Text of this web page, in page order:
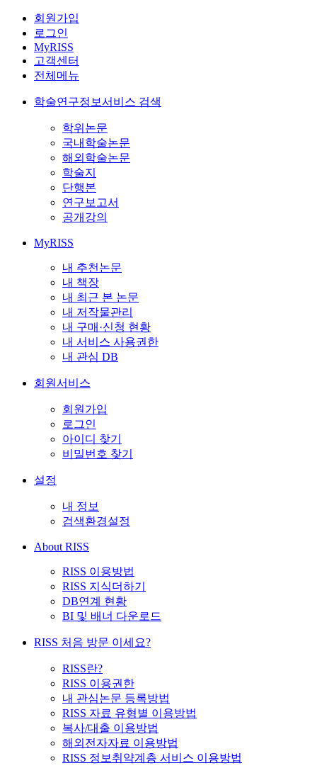
회원가입
로그인
MyRISS
고객센터
전체메뉴
학술연구정보서비스 검색
학위논문
국내학술논문
해외학술논문
학술지
단행본
연구보고서
공개강의
MyRISS
내 추천논문
내 책장
내 최근 본 논문
내 저작물관리
내 구매·신청 현황
내 서비스 사용권한
내 관심 DB
회원서비스
회원가입
로그인
아이디 찾기
비밀번호 찾기
설정
내 정보
검색환경설정
About RISS
RISS 이용방법
RISS 지식더하기
DB연계 현황
BI 및 배너 다운로드
RISS 처음 방문 이세요?
RISS란?
RISS 이용권한
내 관심논문 등록방법
RISS 자료 유형별 이용방법
복사/대출 이용방법
해외전자자료 이용방법
RISS 정보취약계층 서비스 이용방법